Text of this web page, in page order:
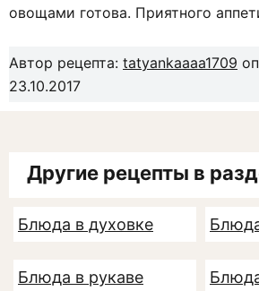
овощами готова. Приятного
Автор рецепта: tatyankaaaa1709
23.10.2017
Другие рецепты в
Блюда в духовке
Блюда в рукаве